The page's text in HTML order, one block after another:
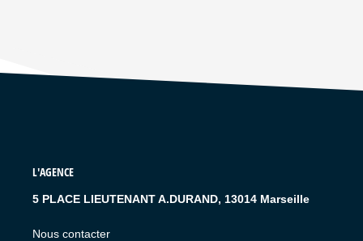
L'AGENCE
5 PLACE LIEUTENANT A.DURAND, 13014 Marseille
Nous contacter